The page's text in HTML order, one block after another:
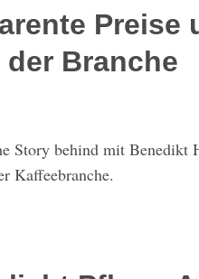
Preise
Branche
Story behind mit Benedikt
Kaffeebranche.